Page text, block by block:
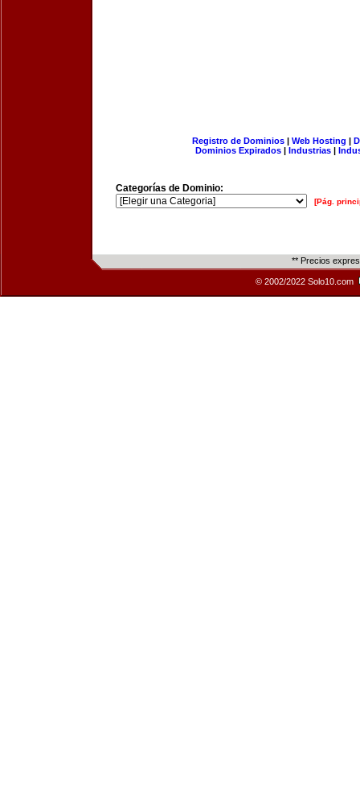
Registro de Dominios| Web Hosting |
Dominios Expirados | Industrias |
Categorías de Dominio:
[Pág.
** Precios
© 2002/2022 Solo10.com